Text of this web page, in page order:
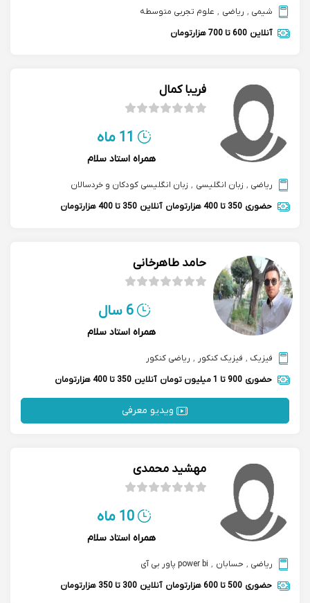
شیمی , ریاضی , علوم تجربی متوسطه
آنلاین 600 تا 700 هزارتومان
فریبا کمال
11 ماه
همراه استاد سلام
ریاضی , زبان انگلیسی , زبان انگلیسی کودکان و خردسالان
حضوری 350 تا 400 هزارتومان آنلاین 350 تا 400 هزارتومان
حامد طاهرخانی
6 سال
همراه استاد سلام
فیزیک , فیزیک کنکور , ریاضی کنکور
حضوری 900 تا 1 میلیون تومان آنلاین 350 تا 400 هزارتومان
ویدیو معرفی
مهشید محمدی
10 ماه
همراه استاد سلام
ریاضی , حسابان , power bi پاور بی آی
حضوری 500 تا 600 هزارتومان آنلاین 300 تا 350 هزارتومان